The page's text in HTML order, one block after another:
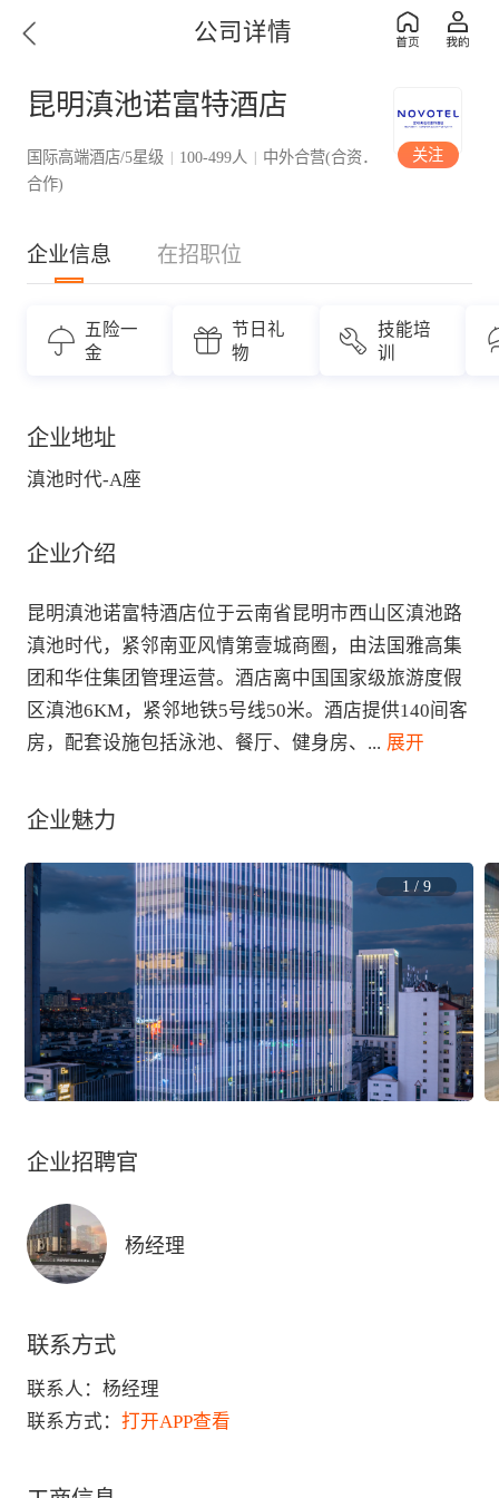
公司详情
昆明滇池诺富特酒店
国际高端酒店/5星级 | 100-499人 | 中外合营(合资．
合作)
关注
企业信息 在招职位
五险一
金
节日礼
物
技能培
训
企业地址
滇池时代-A座
企业介绍
昆明滇池诺富特酒店位于云南省昆明市西山区滇池路
滇池时代，紧邻南亚风情第壹城商圈，由法国雅高集
团和华住集团管理运营。酒店离中国国家级旅游度假
区滇池6KM，紧邻地铁5号线50米。酒店提供140间客
房，配套设施包括泳池、餐厅、健身房、 ... 展开
企业魅力
1/ 9
企业招聘官
杨经理
联系方式
联系人： 杨经理
联系方式： 打开APP查看